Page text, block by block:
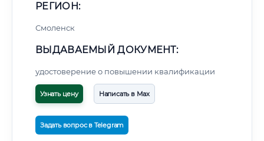
РЕГИОН:
Смоленск
ВЫДАВАЕМЫЙ ДОКУМЕНТ:
удостоверение о повышении квалификации
Узнать цену Написать в Max
Задать вопрос в Telegram